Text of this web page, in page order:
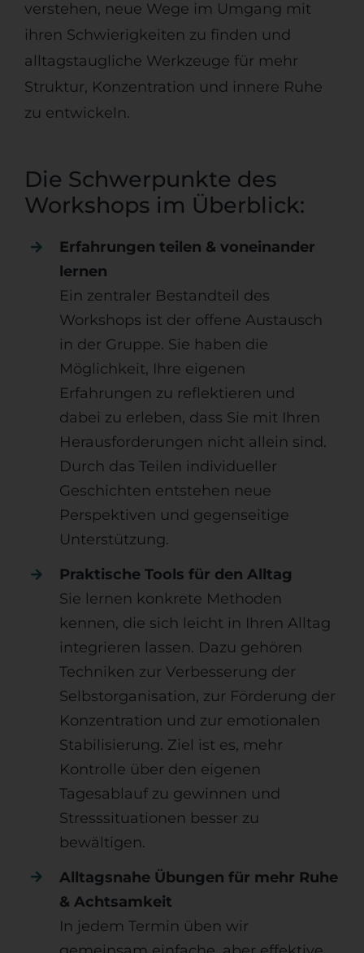
verstehen, neue Wege im Umgang mit
ihren Schwierigkeiten zu finden und
alltagstaugliche Werkzeuge für mehr
Struktur, Konzentration und innere Ruhe
zu entwickeln.
Die Schwerpunkte des
Workshops im Überblick:
Erfahrungen teilen & voneinander
lernen
Ein zentraler Bestandteil des
Workshops ist der offene Austausch
in der Gruppe. Sie haben die
Möglichkeit, Ihre eigenen
Erfahrungen zu reflektieren und
dabei zu erleben, dass Sie mit Ihren
Herausforderungen nicht allein sind.
Durch das Teilen individueller
Geschichten entstehen neue
Perspektiven und gegenseitige
Unterstützung.
Praktische Tools für den Alltag
Sie lernen konkrete Methoden
kennen, die sich leicht in Ihren Alltag
integrieren lassen. Dazu gehören
Techniken zur Verbesserung der
Selbstorganisation, zur Förderung der
Konzentration und zur emotionalen
Stabilisierung. Ziel ist es, mehr
Kontrolle über den eigenen
Tagesablauf zu gewinnen und
Stresssituationen besser zu
bewältigen.
Alltagsnahe Übungen für mehr Ruhe
& Achtsamkeit
In jedem Termin üben wir